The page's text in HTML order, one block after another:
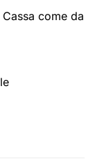
come da